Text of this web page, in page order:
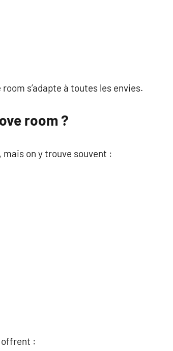
s’adapte à toutes les envies.
room ?
on y trouve souvent :
offrent :